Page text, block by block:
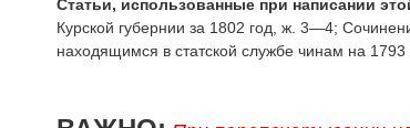
Статьи, использованные при написании
Курской губернии за 1802 год, ж. 3—4;
находящимся в статской службе чинам на 1793